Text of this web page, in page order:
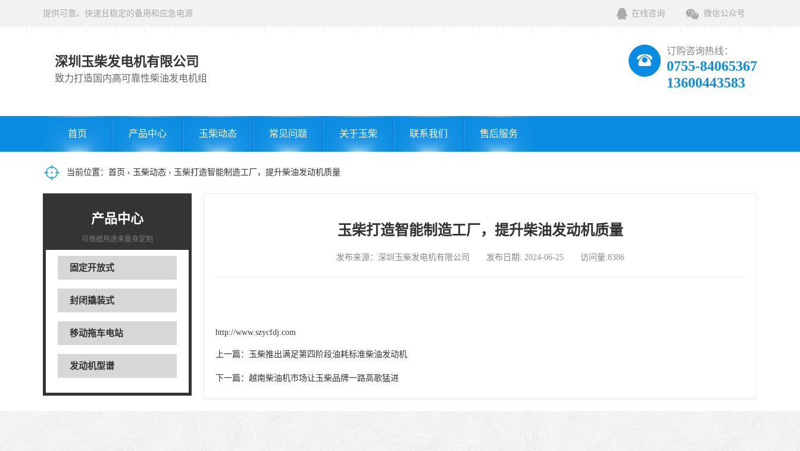
提供可靠、快速且稳定的备用和应急电源 在线咨询 微信公众号
深圳玉柴发电机有限公司
致力打造国内高可靠性柴油发电机组
订购咨询热线：
0755-84065367
13600443583
首页 产品中心 玉柴动态 常见问题 关于玉柴 联系我们 售后服务
当前位置： 首页 › 玉柴动态 › 玉柴打造智能制造工厂，提升柴油发动机质量
产品中心
可根据用途来量身定制
固定开放式
封闭撬装式
移动拖车电站
发动机型谱
玉柴打造智能制造工厂，提升柴油发动机质量
发布来源：深圳玉柴发电机有限公司 发布日期: 2024-06-25 访问量:8386
http://www.szycfdj.com
上一篇： 玉柴推出满足第四阶段油耗标准柴油发动机
下一篇： 越南柴油机市场让玉柴品牌一路高歌猛进